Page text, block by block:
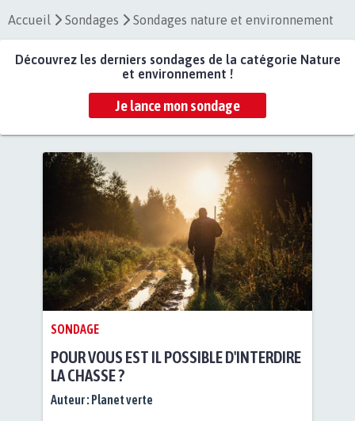
Accueil Sondages Sondages nature et environnement
Découvrez les derniers sondages de la catégorie Nature
et environnement !
Je lance mon sondage
SONDAGE
POUR VOUS EST IL POSSIBLE D'INTERDIRE
LA CHASSE ?
Auteur : Planet verte